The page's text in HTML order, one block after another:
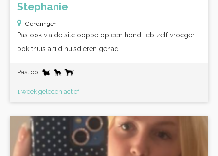
Stephanie
Gendringen
Pas ook via de site oopoe op een hondHeb zelf vroeger
ook thuis altijd huisdieren gehad .
Past op:
1 week geleden actief